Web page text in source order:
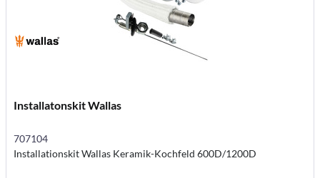
Installatonskit Wallas
707104
Installationskit Wallas Keramik-Kochfeld 600D/1200D